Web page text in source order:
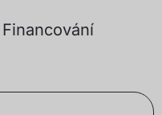
Financování